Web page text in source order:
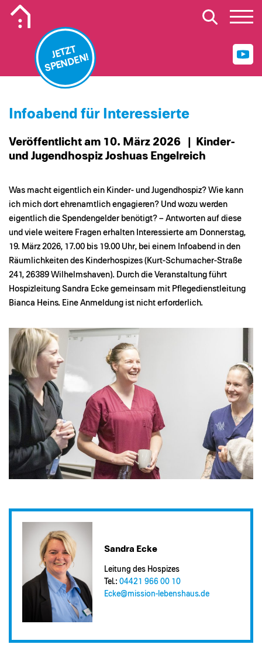
JETZT
SPENDEN!
Infoabend für Interessierte
Veröffentlicht am 10. März 2026
| Kinder-
und Jugendhospiz Joshuas Engelreich
Was macht eigentlich ein Kinder- und Jugendhospiz? Wie kann
ich mich dort ehrenamtlich engagieren? Und wozu werden
eigentlich die Spendengelder benötigt? – Antworten auf diese
und viele weitere Fragen erhalten Interessierte am Donnerstag,
19. März 2026, 17.00 bis 19.00 Uhr, bei einem Infoabend in den
Räumlichkeiten des Kinderhospizes (Kurt-Schumacher-Straße
241, 26389 Wilhelmshaven). Durch die Veranstaltung führt
Hospizleitung Sandra Ecke gemeinsam mit Pflegedienstleitung
Bianca Heins. Eine Anmeldung ist nicht erforderlich.
Sandra Ecke
Leitung des Hospizes
Tel.: 04421 966 00 10
Ecke@​mission-lebenshaus.de
Mobiles Logo Mission Lebenshaus